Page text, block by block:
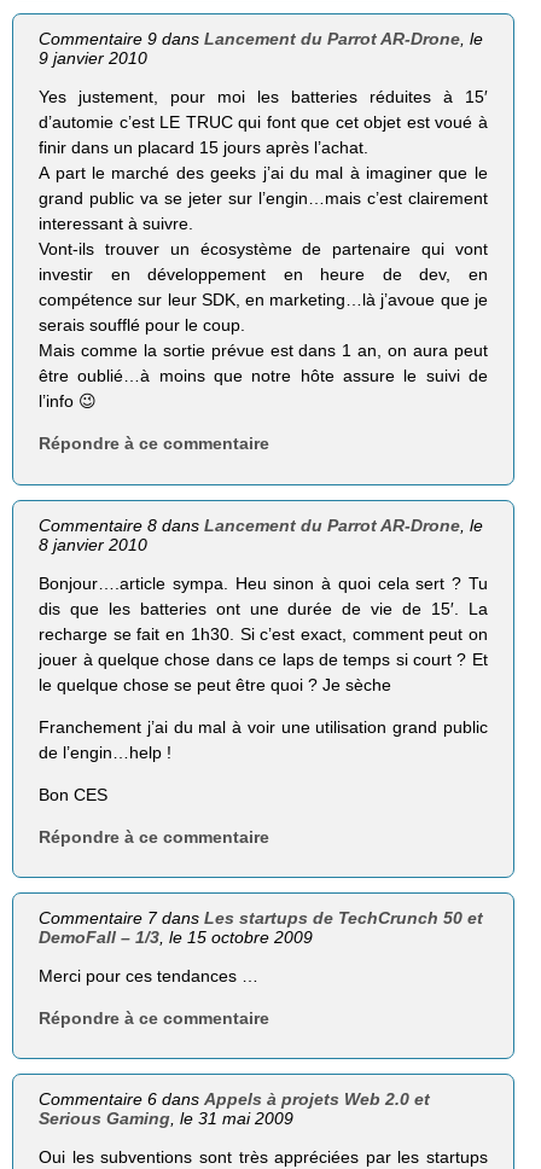
Commentaire 9 dansLancement du Parrot AR-Drone, le
9 janvier 2010
Yes justement, pour moi les batteries réduites à 15′
d’automie c’est LE TRUC qui font que cet objet est voué à
finir dans un placard 15 jours après l’achat.
A part le marché des geeks j’ai du mal à imaginer que le
grand public va se jeter sur l’engin…mais c’est clairement
interessant à suivre.
Vont-ils trouver un écosystème de partenaire qui vont
investir en développement en heure de dev, en
compétence sur leur SDK, en marketing…là j’avoue que je
serais soufflé pour le coup.
Mais comme la sortie prévue est dans 1 an, on aura peut
être oublié…à moins que notre hôte assure le suivi de
l’info 😉
Répondre à ce commentaire
Commentaire 8 dansLancement du Parrot AR-Drone , le
8 janvier 2010
Bonjour….article sympa. Heu sinon à quoi cela sert ? Tu
dis que les batteries ont une durée de vie de 15′. La
recharge se fait en 1h30. Si c’est exact, comment peut on
jouer à quelque chose dans ce laps de temps si court ? Et
le quelque chose se peut être quoi ? Je sèche
Franchement j’ai du mal à voir une utilisation grand public
de l’engin…help !
Bon CES
Répondre à ce commentaire
Commentaire 7 dansLes startups de TechCrunch 50 et
DemoFall – 1/3 , le 15 octobre 2009
Merci pour ces tendances …
Répondre à ce commentaire
Commentaire 6 dansAppels à projets Web 2.0 et
Serious Gaming , le 31 mai 2009
Oui les subventions sont très appréciées par les startups